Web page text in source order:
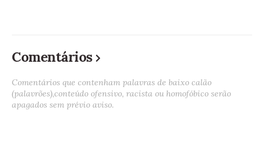
Comentários
Comentários que contenham palavras de baixo calão
(palavrões),conteúdo ofensivo, racista ou homofóbico serão
apagados sem prévio aviso.